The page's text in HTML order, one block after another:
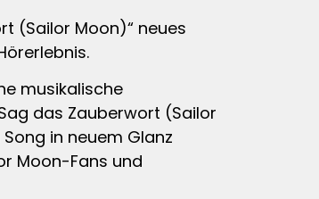
(Sailor Moon)“ neues
musikalische
das Zauberwort (Sailor
in neuem Glanz
Moon-Fans und